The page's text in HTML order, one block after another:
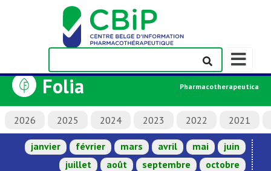
Afficher/
la
de
navigation
Folia Pharmacotherapeutica
2026 2025 2024 2023 2022 2021
janvier février mars avril mai
juin
juillet
août septembre
octobre